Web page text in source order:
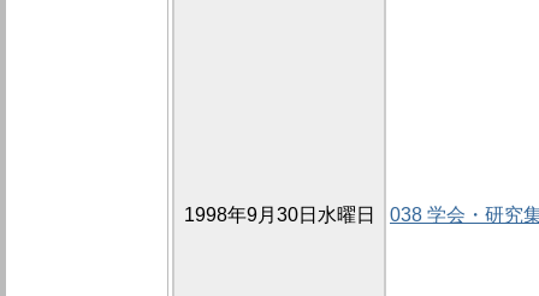
1998年9月30日水曜日 038 学会・研究